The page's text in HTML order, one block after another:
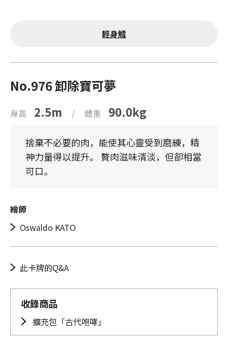
輕身鱈
No.976 卸除寶可夢
身高 2.5m / 體重 90.0kg
捨棄不必要的肉，能使其心靈受到磨練，精
神力量得以提升。 贅肉滋味清淡，但卻相當
可口。
繪師
Oswaldo KATO
此卡牌的Q&A
收錄商品
擴充包「古代咆哮」